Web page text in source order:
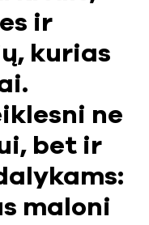
ir
kurias
ne
bet ir
maloni